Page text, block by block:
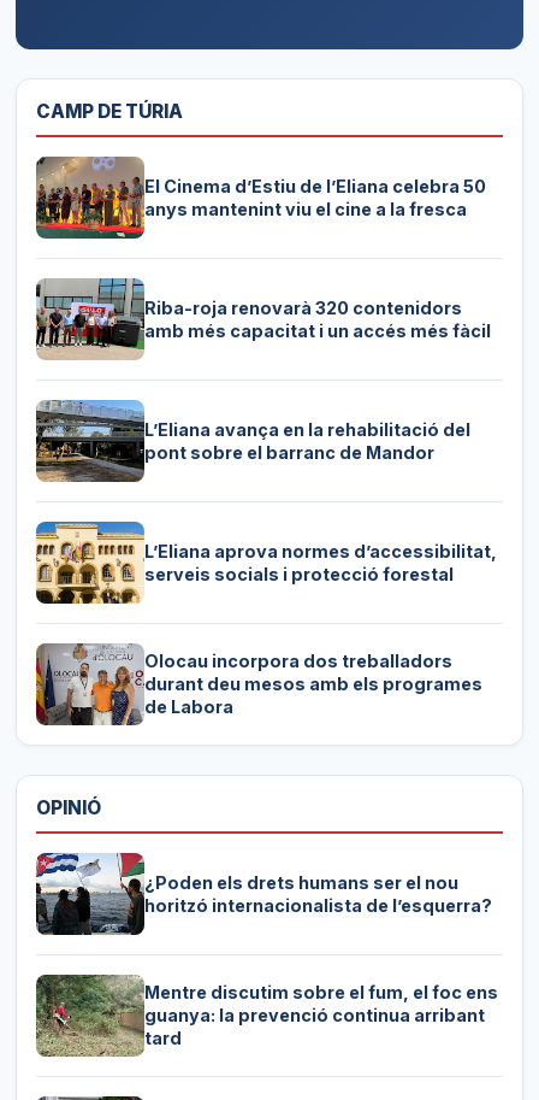
CAMP DE TÚRIA
El Cinema d’Estiu de l’Eliana celebra 50
anys mantenint viu el cine a la fresca
Riba-roja renovarà 320 contenidors
amb més capacitat i un accés més fàcil
L’Eliana avança en la rehabilitació del
pont sobre el barranc de Mandor
L’Eliana aprova normes d’accessibilitat,
serveis socials i protecció forestal
Olocau incorpora dos treballadors
durant deu mesos amb els programes
de Labora
OPINIÓ
¿Poden els drets humans ser el nou
horitzó internacionalista de l’esquerra?
Mentre discutim sobre el fum, el foc ens
guanya: la prevenció continua arribant
tard